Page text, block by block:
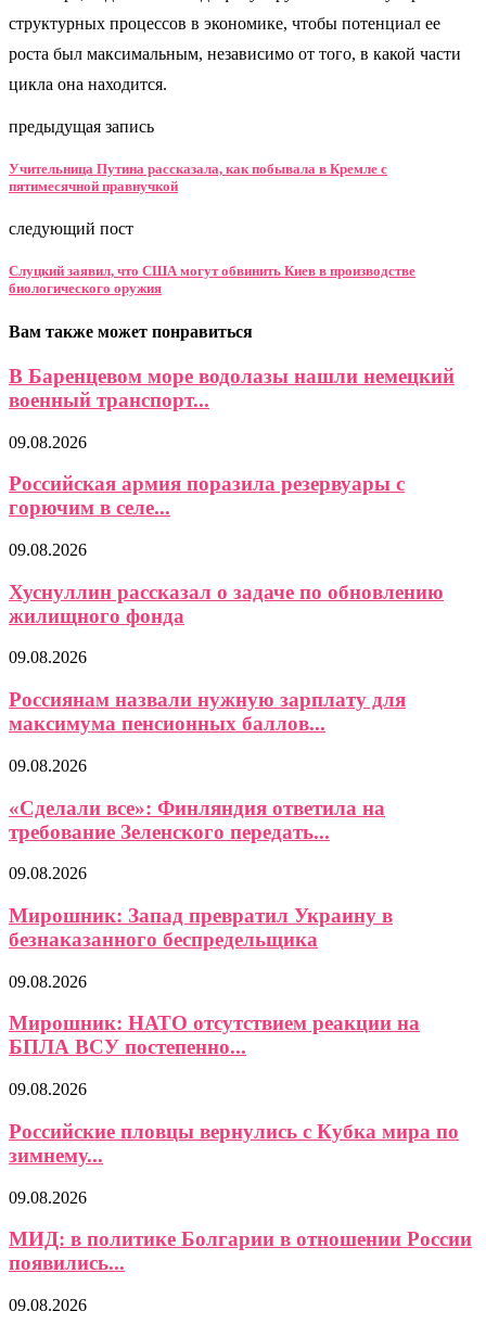
структурных процессов в экономике, чтобы потенциал ее
роста был максимальным, независимо от того, в какой части
цикла она находится.
предыдущая запись
Учительница Путина рассказала, как побывала в Кремле с
пятимесячной правнучкой
следующий пост
Слуцкий заявил, что США могут обвинить Киев в производстве
биологического оружия
Вам также может понравиться
В Баренцевом море водолазы нашли немецкий
военный транспорт...
09.08.2026
Российская армия поразила резервуары с
горючим в селе...
09.08.2026
Хуснуллин рассказал о задаче по обновлению
жилищного фонда
09.08.2026
Россиянам назвали нужную зарплату для
максимума пенсионных баллов...
09.08.2026
«Сделали все»: Финляндия ответила на
требование Зеленского передать...
09.08.2026
Мирошник: Запад превратил Украину в
безнаказанного беспредельщика
09.08.2026
Мирошник: НАТО отсутствием реакции на
БПЛА ВСУ постепенно...
09.08.2026
Российские пловцы вернулись с Кубка мира по
зимнему...
09.08.2026
МИД: в политике Болгарии в отношении России
появились...
09.08.2026